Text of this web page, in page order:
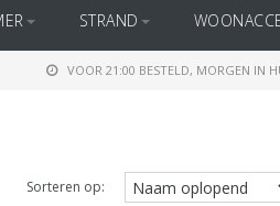
STRAND
VOOR 21:00 BESTELD, MORGEN IN
Sorteren op: